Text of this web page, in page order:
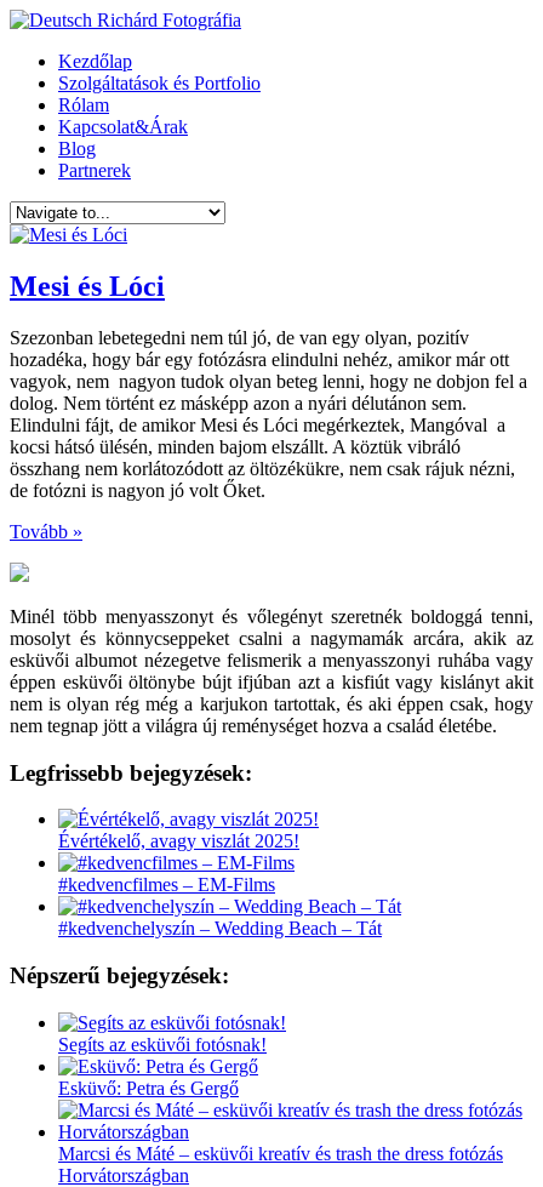
Kezdőlap
Szolgáltatások és Portfolio
Rólam
Kapcsolat&Árak
Blog
Partnerek
Mesi és Lóci
Szezonban lebetegedni nem túl jó, de van egy olyan, pozitív
hozadéka, hogy bár egy fotózásra elindulni nehéz, amikor már ott
vagyok, nem nagyon tudok olyan beteg lenni, hogy ne dobjon fel a
dolog. Nem történt ez másképp azon a nyári délutánon sem.
Elindulni fájt, de amikor Mesi és Lóci megérkeztek, Mangóval a
kocsi hátsó ülésén, minden bajom elszállt. A köztük vibráló
összhang nem korlátozódott az öltözékükre, nem csak rájuk nézni,
de fotózni is nagyon jó volt Őket.
Tovább »
Minél több menyasszonyt és vőlegényt szeretnék boldoggá tenni,
mosolyt és könnycseppeket csalni a nagymamák arcára, akik az
esküvői albumot nézegetve felismerik a menyasszonyi ruhába vagy
éppen esküvői öltönybe bújt ifjúban azt a kisfiút vagy kislányt akit
nem is olyan rég még a karjukon tartottak, és aki éppen csak, hogy
nem tegnap jött a világra új reménységet hozva a család életébe.
Legfrissebb bejegyzések:
Évértékelő, avagy viszlát 2025!
#kedvencfilmes – EM-Films
#kedvenchelyszín – Wedding Beach – Tát
Népszerű bejegyzések:
Segíts az esküvői fotósnak!
Esküvő: Petra és Gergő
Marcsi és Máté – esküvői kreatív és trash the dress fotózás
Horvátországban